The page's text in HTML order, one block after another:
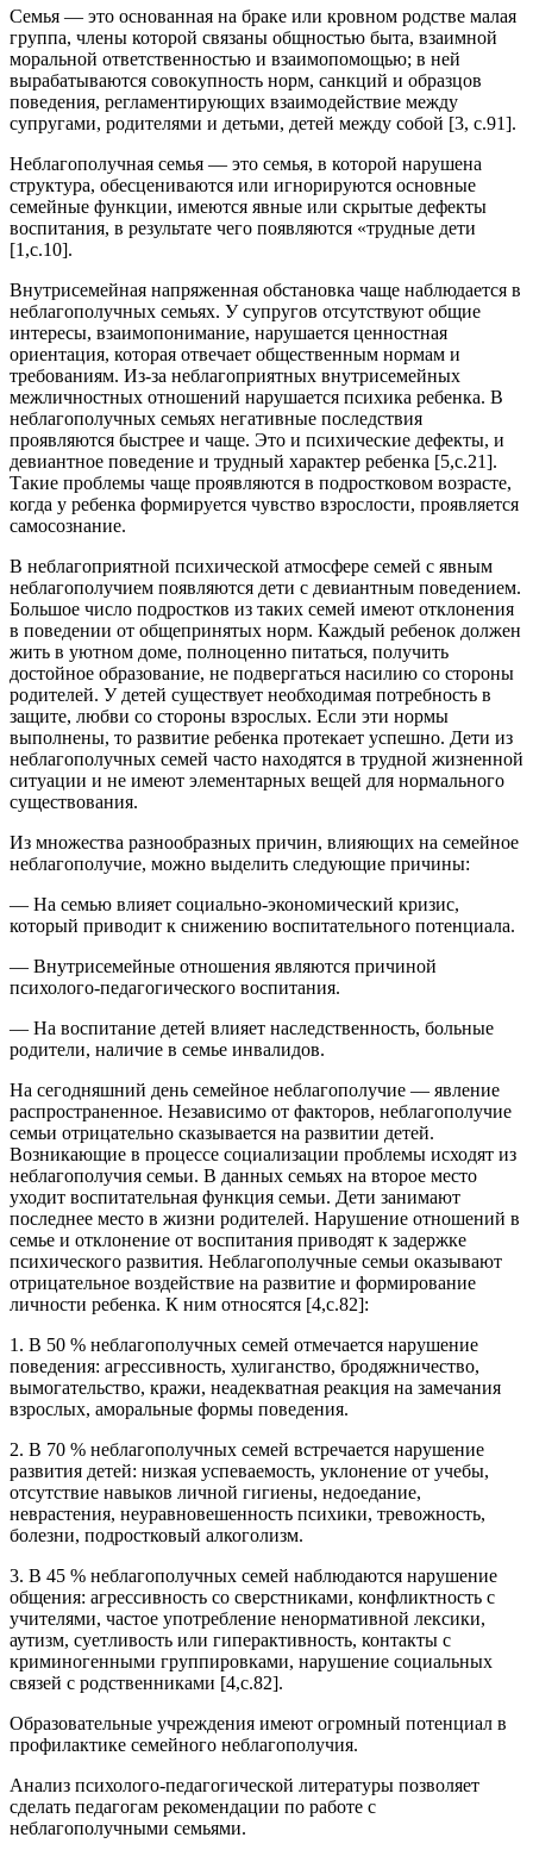
Семья — это основанная на браке или кровном родстве малая
группа, члены которой связаны общностью быта, взаимной
моральной ответственностью и взаимопомощью; в ней
вырабатываются совокупность норм, санкций и образцов
поведения, регламентирующих взаимодействие между
супругами, родителями и детьми, детей между собой [3, с.91].
Неблагополучная семья — это семья, в которой нарушена
структура, обесцениваются или игнорируются основные
семейные функции, имеются явные или скрытые дефекты
воспитания, в результате чего появляются «трудные дети
[1,с.10].
Внутрисемейная напряженная обстановка чаще наблюдается в
неблагополучных семьях. У супругов отсутствуют общие
интересы, взаимопонимание, нарушается ценностная
ориентация, которая отвечает общественным нормам и
требованиям. Из-за неблагоприятных внутрисемейных
межличностных отношений нарушается психика ребенка. В
неблагополучных семьях негативные последствия
проявляются быстрее и чаще. Это и психические дефекты, и
девиантное поведение и трудный характер ребенка [5,с.21].
Такие проблемы чаще проявляются в подростковом возрасте,
когда у ребенка формируется чувство взрослости, проявляется
самосознание.
В неблагоприятной психической атмосфере семей с явным
неблагополучием появляются дети с девиантным поведением.
Большое число подростков из таких семей имеют отклонения
в поведении от общепринятых норм. Каждый ребенок должен
жить в уютном доме, полноценно питаться, получить
достойное образование, не подвергаться насилию со стороны
родителей. У детей существует необходимая потребность в
защите, любви со стороны взрослых. Если эти нормы
выполнены, то развитие ребенка протекает успешно. Дети из
неблагополучных семей часто находятся в трудной жизненной
ситуации и не имеют элементарных вещей для нормального
существования.
Из множества разнообразных причин, влияющих на семейное
неблагополучие, можно выделить следующие причины:
— На семью влияет социально-экономический кризис,
который приводит к снижению воспитательного потенциала.
— Внутрисемейные отношения являются причиной
психолого-педагогического воспитания.
— На воспитание детей влияет наследственность, больные
родители, наличие в семье инвалидов.
На сегодняшний день семейное неблагополучие — явление
распространенное. Независимо от факторов, неблагополучие
семьи отрицательно сказывается на развитии детей.
Возникающие в процессе социализации проблемы исходят из
неблагополучия семьи. В данных семьях на второе место
уходит воспитательная функция семьи. Дети занимают
последнее место в жизни родителей. Нарушение отношений в
семье и отклонение от воспитания приводят к задержке
психического развития. Неблагополучные семьи оказывают
отрицательное воздействие на развитие и формирование
личности ребенка. К ним относятся [4,с.82]:
1. В 50 % неблагополучных семей отмечается нарушение
поведения: агрессивность, хулиганство, бродяжничество,
вымогательство, кражи, неадекватная реакция на замечания
взрослых, аморальные формы поведения.
2. В 70 % неблагополучных семей встречается нарушение
развития детей: низкая успеваемость, уклонение от учебы,
отсутствие навыков личной гигиены, недоедание,
неврастения, неуравновешенность психики, тревожность,
болезни, подростковый алкоголизм.
3. В 45 % неблагополучных семей наблюдаются нарушение
общения: агрессивность со сверстниками, конфликтность с
учителями, частое употребление ненормативной лексики,
аутизм, суетливость или гиперактивность, контакты с
криминогенными группировками, нарушение социальных
связей с родственниками [4,с.82].
Образовательные учреждения имеют огромный потенциал в
профилактике семейного неблагополучия.
Анализ психолого-педагогической литературы позволяет
сделать педагогам рекомендации по работе с
неблагополучными семьями.